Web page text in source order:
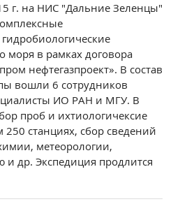
г. на НИС "Дальние Зеленцы"
моря в рамках договора
ом нефтегазпроект». В состав
вошли 6 сотрудников
ИО РАН и МГУ. В
проб и ихтиологичексие
250 станциях, сбор сведений
метеорологии,
и др. Экспедиция продлится